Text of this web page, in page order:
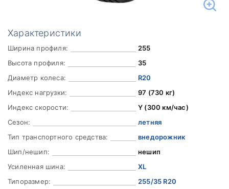
Характеристики
Ширина профиля:
255
Высота профиля:
35
Диаметр колеса:
R20
Индекс нагрузки:
97 (730 кг)
Индекс скорости:
Y (300 км/час)
Сезон:
летняя
Тип транспортного средства:
внедорожник
Шип/нешип:
нешип
Усиленная шина:
XL
Типоразмер:
255/35 R20